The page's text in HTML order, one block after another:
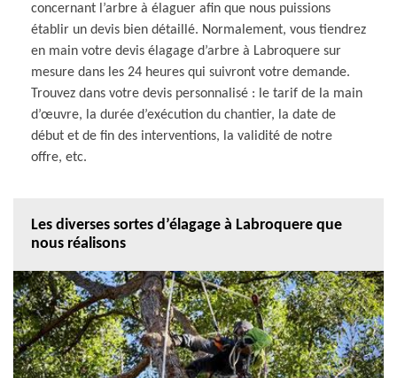
concernant l’arbre à élaguer afin que nous puissions
établir un devis bien détaillé. Normalement, vous tiendrez
en main votre devis élagage d’arbre à Labroquere sur
mesure dans les 24 heures qui suivront votre demande.
Trouvez dans votre devis personnalisé : le tarif de la main
d’œuvre, la durée d’exécution du chantier, la date de
début et de fin des interventions, la validité de notre
offre, etc.
Les diverses sortes d’élagage à Labroquere que
nous réalisons